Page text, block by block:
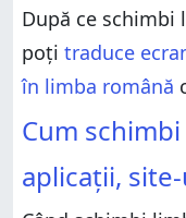
După ce schimbi
poți traduce
în limba română
Cum
aplicații,